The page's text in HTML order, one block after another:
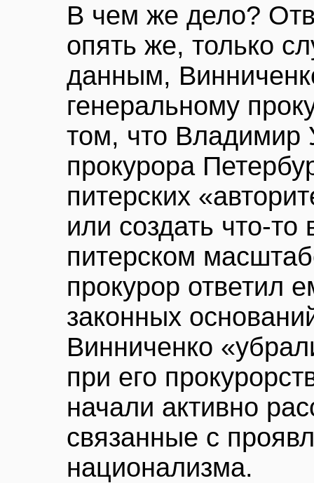
В чем же дело?
опять же, только
данным,
генеральному
том, что Владимир
прокурора
питерских
или создать что-
питерском
прокурор ответил
законных
Винниченко
при его
начали активно
связанные с
национализма.